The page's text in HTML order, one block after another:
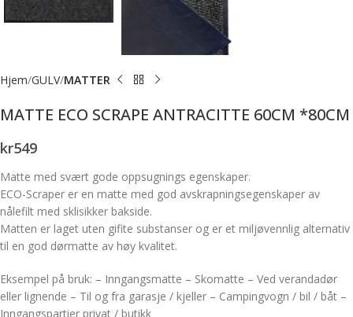
Hjem GULV MATTER
MATTE ECO SCRAPE ANTRACITTE 60CM *80CM
kr549
Matte med svært gode oppsugnings egenskaper.
ECO-Scraper er en matte med god avskrapningsegenskaper av
nålefilt med sklisikker bakside.
Matten er laget uten gifite substanser og er et miljøvennlig alternativ
til en god dørmatte av høy kvalitet.
Eksempel på bruk: – Inngangsmatte – Skomatte – Ved verandadør
eller lignende – Til og fra garasje / kjeller – Campingvogn / bil / båt –
Inngangspartier privat / butikk